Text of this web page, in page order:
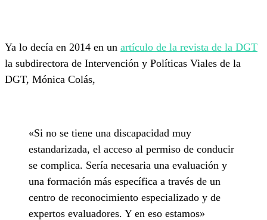
Ya lo decía en 2014 en un artículo de la revista de la DGT
la subdirectora de Intervención y Políticas Viales de la
DGT, Mónica Colás,
«Si no se tiene una discapacidad muy
estandarizada, el acceso al permiso de conducir
se complica. Sería necesaria una evaluación y
una formación más específica a través de un
centro de reconocimiento especializado y de
expertos evaluadores. Y en eso estamos»